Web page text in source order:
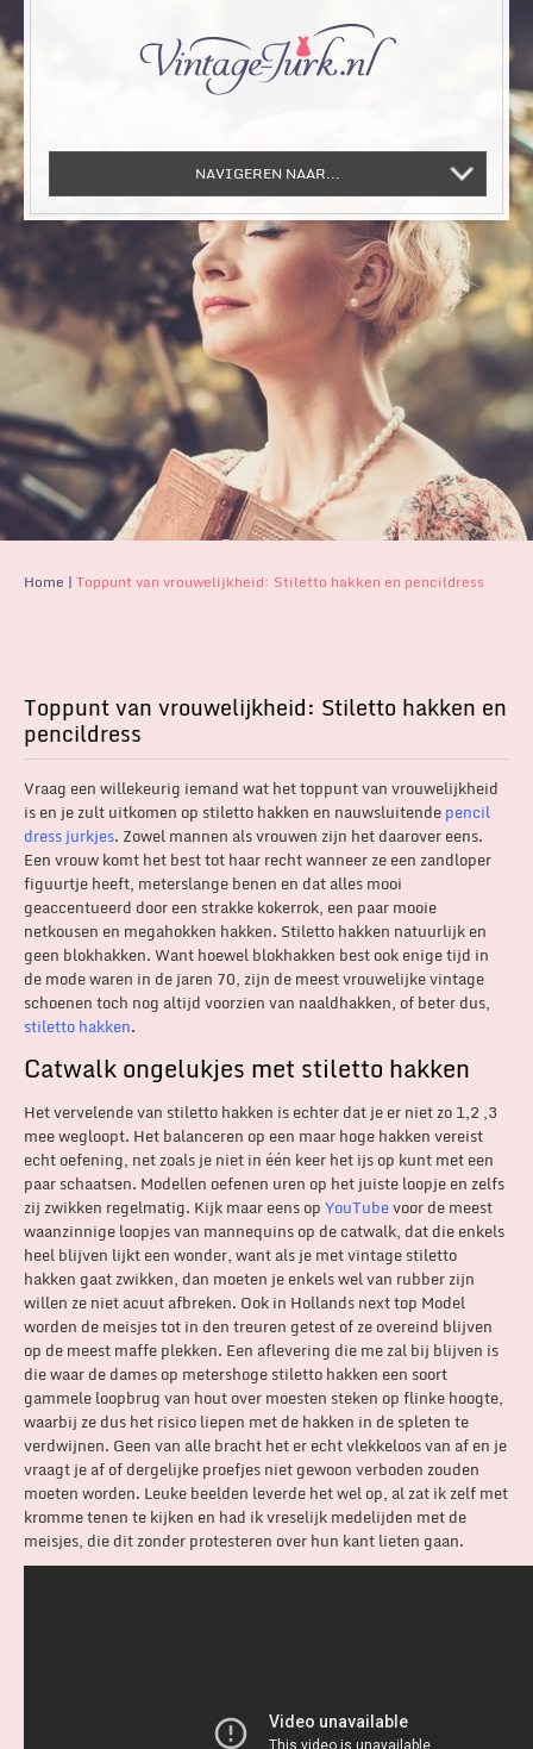
NAVIGEREN NAAR...
Home | Toppunt van vrouwelijkheid: Stiletto hakken en pencildress
Toppunt van vrouwelijkheid: Stiletto hakken en
pencildress
Vraag een willekeurig iemand wat het toppunt van vrouwelijkheid
is en je zult uitkomen op stiletto hakken en nauwsluitendepencil
dress jurkjes. Zowel mannen als vrouwen zijn het daarover eens.
Een vrouw komt het best tot haar recht wanneer ze een zandloper
figuurtje heeft, meterslange benen en dat alles mooi
geaccentueerd door een strakke kokerrok, een paar mooie
netkousen en megahokken hakken. Stiletto hakken natuurlijk en
geen blokhakken. Want hoewel blokhakken best ook enige tijd in
de mode waren in de jaren 70, zijn de meest vrouwelijke vintage
schoenen toch nog altijd voorzien van naaldhakken, of beter dus,
stiletto hakken.
Catwalk ongelukjes met stiletto hakken
Het vervelende van stiletto hakken is echter dat je er niet zo 1,2 ,3
mee wegloopt. Het balanceren op een maar hoge hakken vereist
echt oefening, net zoals je niet in één keer het ijs op kunt met een
paar schaatsen. Modellen oefenen uren op het juiste loopje en zelfs
zij zwikken regelmatig. Kijk maar eens opYouTubevoor de meest
waanzinnige loopjes van mannequins op de catwalk, dat die enkels
heel blijven lijkt een wonder, want als je met vintage stiletto
hakken gaat zwikken, dan moeten je enkels wel van rubber zijn
willen ze niet acuut afbreken. Ook in Hollands next top Model
worden de meisjes tot in den treuren getest of ze overeind blijven
op de meest maffe plekken. Een aflevering die me zal bij blijven is
die waar de dames op metershoge stiletto hakken een soort
gammele loopbrug van hout over moesten steken op flinke hoogte,
waarbij ze dus het risico liepen met de hakken in de spleten te
verdwijnen. Geen van alle bracht het er echt vlekkeloos van af en je
vraagt je af of dergelijke proefjes niet gewoon verboden zouden
moeten worden. Leuke beelden leverde het wel op, al zat ik zelf met
kromme tenen te kijken en had ik vreselijk medelijden met de
meisjes, die dit zonder protesteren over hun kant lieten gaan.